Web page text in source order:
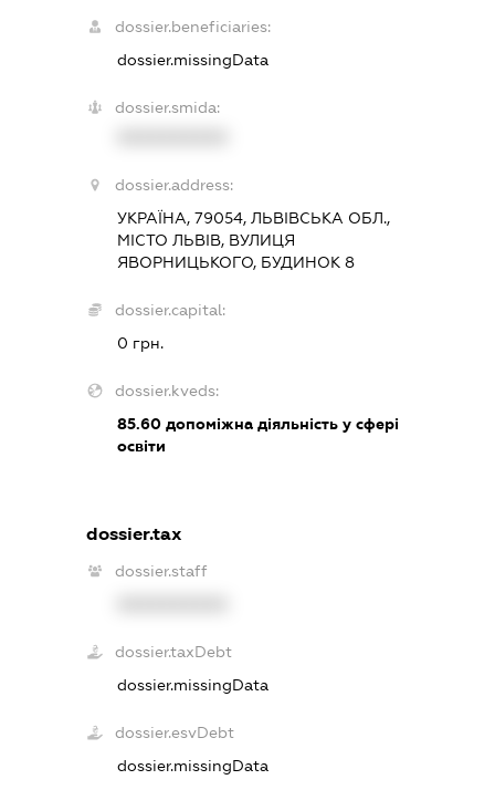
dossier.beneficiaries:
dossier.missingData
dossier.smida:
dossier.address:
УКРАЇНА, 79054, ЛЬВІВСЬКА ОБЛ.,
МІСТО ЛЬВІВ, ВУЛИЦЯ
ЯВОРНИЦЬКОГО, БУДИНОК 8
dossier.capital:
0 грн.
dossier.kveds:
85.60 допоміжна діяльність у сфері
освіти
dossier.tax
dossier.staff
dossier.taxDebt
dossier.missingData
dossier.esvDebt
dossier.missingData